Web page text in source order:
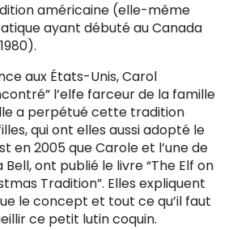
américaine (elle-même
ayant débuté au Canada
aux États-Unis, Carol
l’elfe farceur de la famille
a perpétué cette tradition
qui ont elles aussi adopté le
en 2005 que Carole et l’une de
Bell, ont publié le livre “The Elf on
Tradition”. Elles expliquent
le concept et tout ce qu’il faut
ce petit lutin coquin.